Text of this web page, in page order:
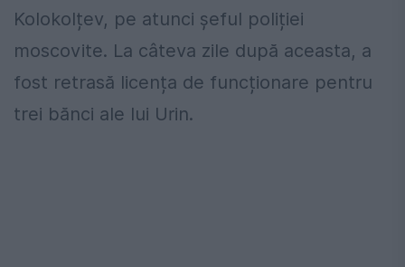
Kolokolțev, pe atunci șeful poliției
moscovite. La câteva zile după aceasta, a
fost retrasă licența de funcționare pentru
trei bănci ale lui Urin.